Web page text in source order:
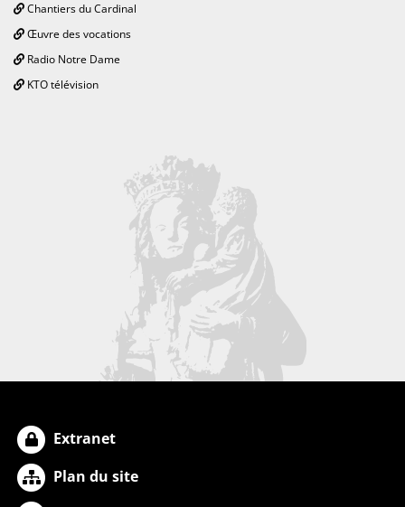
Chantiers du Cardinal
Œuvre des vocations
Radio Notre Dame
KTO télévision
Extranet
Plan du site